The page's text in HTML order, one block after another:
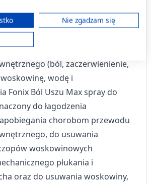
bakteryjnych - działa
i przeciwzapalnie -
w obrębie przewodu
(ból, zaczerwienienie,
wodę i
Fonix Ból Uszu Max spray do
do łagodzenia
chorobom przewodu
do usuwania
woskowinowych
płukania i
oraz do usuwania woskowiny,
wyboru treści.
poza Unię Europejską i wysyłane do USA.
dotyczą wyłącznie tej witryny/aplikacji.
(11 dostawców IAB)
informacji na urządzeniu
ograniczonych danych do
celu
reklam
do wyboru
reklam
Nie zgadzam się